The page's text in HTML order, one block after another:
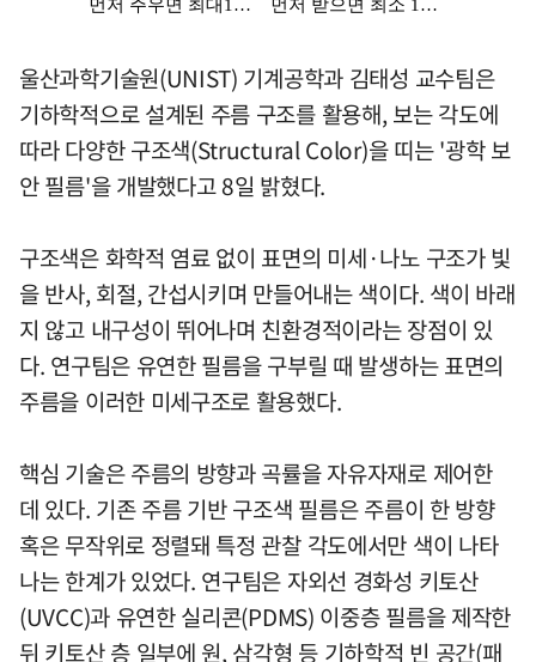
울산과학기술원(UNIST) 기계공학과 김태성 교수팀은
기하학적으로 설계된 주름 구조를 활용해, 보는 각도에
따라 다양한 구조색(Structural Color)을 띠는 '광학 보
안 필름'을 개발했다고 8일 밝혔다.
구조색은 화학적 염료 없이 표면의 미세·나노 구조가 빛
을 반사, 회절, 간섭시키며 만들어내는 색이다. 색이 바래
지 않고 내구성이 뛰어나며 친환경적이라는 장점이 있
다. 연구팀은 유연한 필름을 구부릴 때 발생하는 표면의
주름을 이러한 미세구조로 활용했다.
핵심 기술은 주름의 방향과 곡률을 자유자재로 제어한
데 있다. 기존 주름 기반 구조색 필름은 주름이 한 방향
혹은 무작위로 정렬돼 특정 관찰 각도에서만 색이 나타
나는 한계가 있었다. 연구팀은 자외선 경화성 키토산
(UVCC)과 유연한 실리콘(PDMS) 이중층 필름을 제작한
뒤 키토산 층 일부에 원, 삼각형 등 기하학적 빈 공간(패